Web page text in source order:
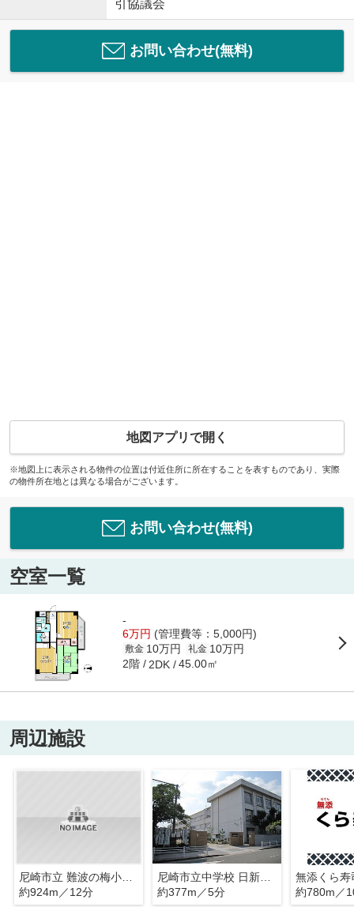
引協議会
お問い合わせ(無料)
地図アプリで開く
※地図上に表示される物件の位置は付近住所に所在することを表すものであり、実際
の物件所在地とは異なる場合がございます。
お問い合わせ(無料)
空室一覧
-
6万円 (管理費等：5,000円)
敷金 10万円 礼金 10万円
2階 2DK 45.00㎡
周辺施設
尼崎市立 難波の梅小学校
約924m／12分
尼崎市立中学校 日新中学校
約377m／5分
無添くら寿
約780m／